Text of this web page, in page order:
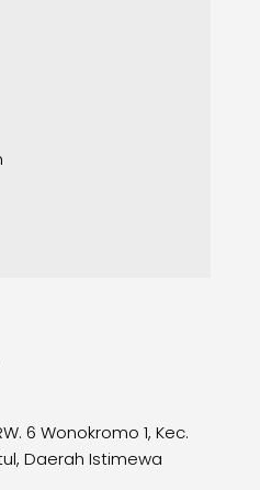
6 Wonokromo 1, Kec.
Daerah Istimewa